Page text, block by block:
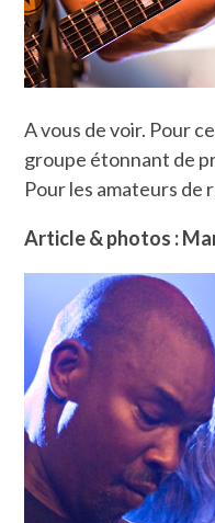
A vous de voir. Pour
groupe étonnant de
Pour les amateurs de
Article & photos :